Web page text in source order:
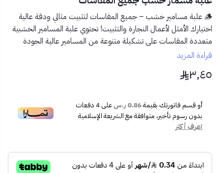
🪵 علبة مسامير خشب – جميع المقاسات لتثبيت مثالي ودقة عالية
اختيارك الأمثل لأعمال النجارة والتثبيت! تحتويعلبة المسامير الخشبية
متعددة المقاسات على تشكيلة متنوعة من المسامير عالية الجودة
لتلبية كل احتياجاتك الحرفية والمهنية بدقة وثبات.
✅ المميزات:
🛠️مصنوعة من الحديد المقاوم للتآكللضمان متانة وأداء
طويل الأمد
📦تغليف عملي ومنظم
🪚 مثالية للأعمال الخشبية والتشطيبات المنزلية أو الصناعية
📦 المحتويات:
قراءة المزيد
٣٫٤٥
أو قسم فاتورتك بقيمة0.86 ر.س على4دفعات
بدون رسوم تأخير، متوافقة مع الشريعة الإسلامية
اعرف أكثر